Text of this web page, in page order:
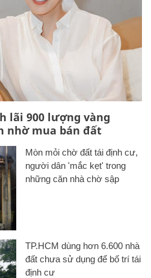
lãi 900 lượng vàng
nhờ mua bán đất
Mòn mỏi chờ đất tái định cư,
người dân 'mắc kẹt' trong
những căn nhà chờ sập
TP.HCM dùng hơn 6.600 nhà
đất chưa sử dụng để bố trí tái
định cư